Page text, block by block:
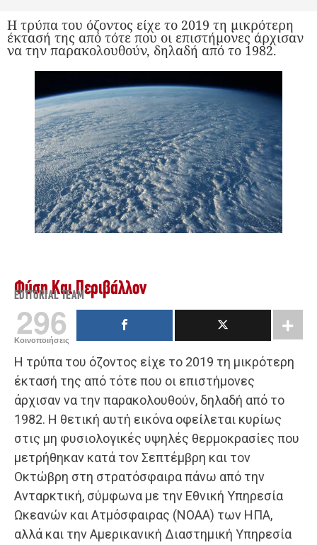
Η τρύπα του όζοντος είχε το 2019 τη μικρότερη
έκτασή της από τότε που οι επιστήμονες άρχισαν
να την παρακολουθούν, δηλαδή από το 1982.
Φύση Και Περιβάλλον
EDITORIAL TEAM
296
Κοινοποιήσεις
Η τρύπα του όζοντος είχε το 2019 τη μικρότερη
έκτασή της από τότε που οι επιστήμονες
άρχισαν να την παρακολουθούν, δηλαδή από το
1982. Η θετική αυτή εικόνα οφείλεται κυρίως
στις μη φυσιολογικές υψηλές θερμοκρασίες που
μετρήθηκαν κατά τον Σεπτέμβρη και τον
Οκτώβρη στη στρατόσφαιρα πάνω από την
Ανταρκτική, σύμφωνα με την Εθνική Υπηρεσία
Ωκεανών και Ατμόσφαιρας (ΝΟΑΑ) των ΗΠΑ,
αλλά και την Αμερικανική Διαστημική Υπηρεσία